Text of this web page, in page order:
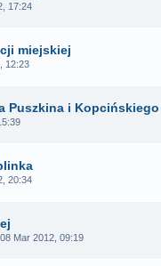
17:24
miejskiej
12:23
Puszkina i Kopcińskiego
20:34
Mar 2012, 09:19